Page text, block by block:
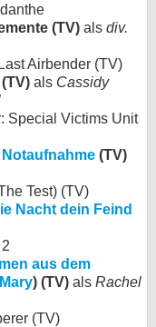
(TV) als div.
Airbender (TV)
(TV) als Cassidy
Special Victims Unit
(TV)
Test) (TV)
Nacht dein Feind
aus dem
) (TV) als Rachel
(TV)